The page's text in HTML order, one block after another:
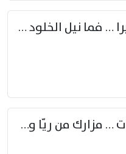
فصبرا في مجال الموت صبرا … فما نيل الخلود بمستطاع
حننت إلى ريّا ونفسك باعدت … مزارك من ريّا وشعباكما معا